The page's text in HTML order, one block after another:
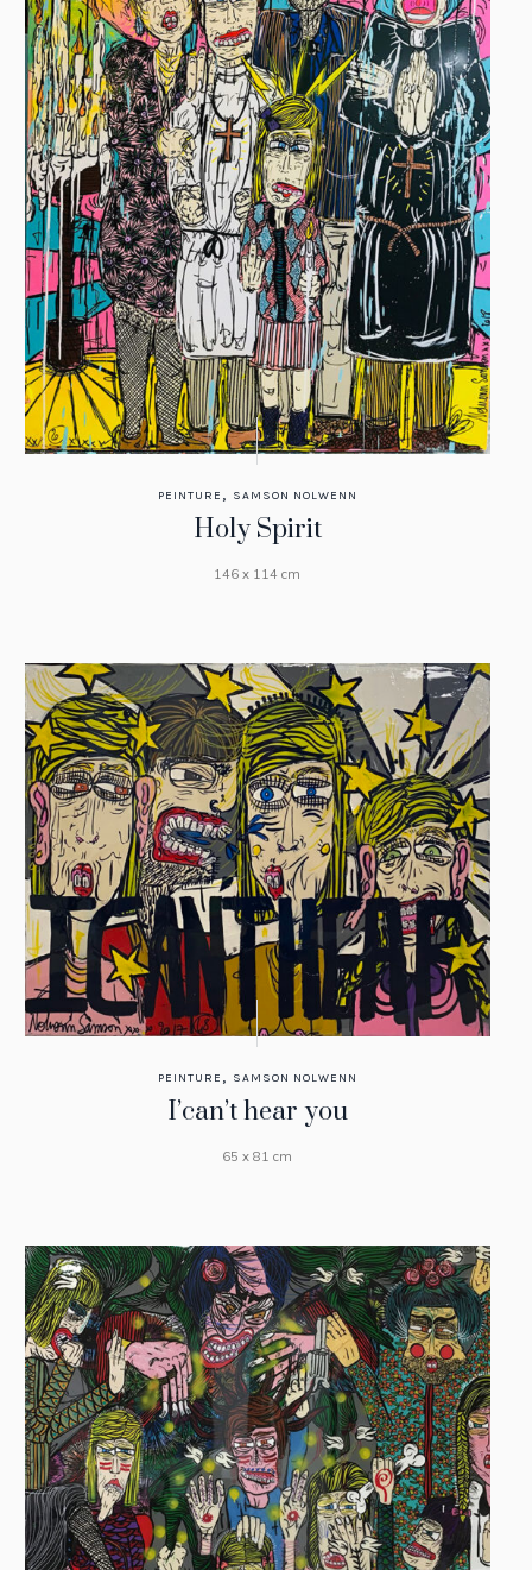
PEINTURE , SAMSON NOLWENN
Holy Spirit
146 x 114 cm
PEINTURE , SAMSON NOLWENN
I’can’t hear you
65 x 81 cm